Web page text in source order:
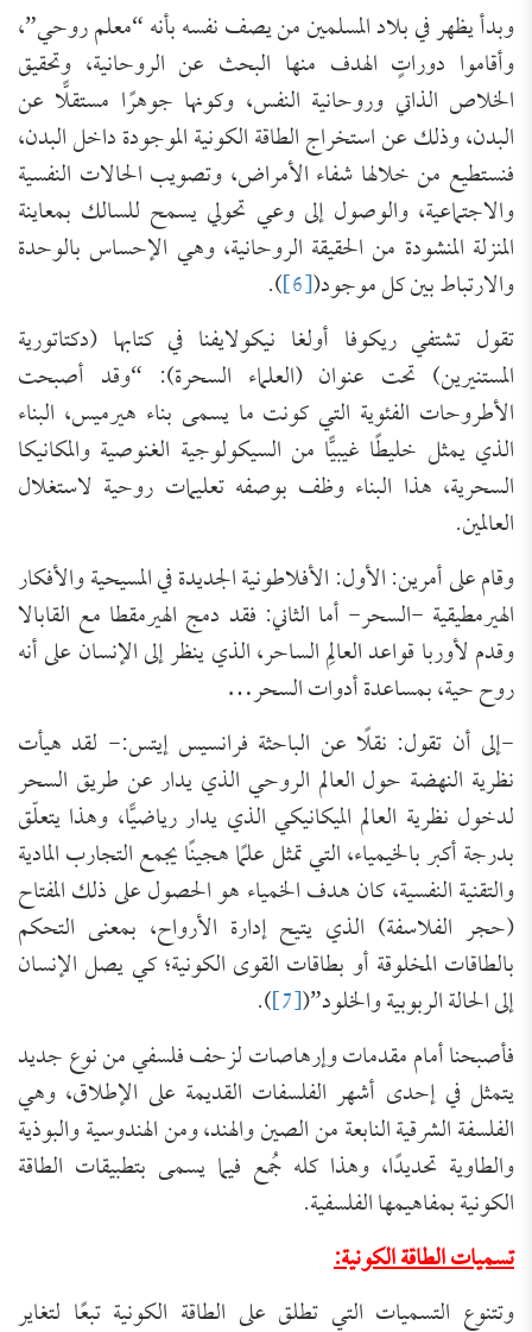
وبدأ يظهر في بلاد المسلمين من يصف نفسه بأنه “معلم روحي”،
وأقاموا دوراتٍ الهدف منها البحث عن الروحانية، وتحقيق
الخلاص الذاتي وروحانية النفس، وكونها جوهرًا مستقلًّا عن
البدن، وذلك عن استخراج الطاقة الكونية الموجودة داخل البدن،
فنستطيع من خلالها شفاء الأمراض، وتصويب الحالات النفسية
والاجتماعية، والوصول إلى وعي تحولي يسمح للسالك بمعاينة
المنزلة المنشودة من الحقيقة الروحانية، وهي الإحساس بالوحدة
والارتباط بين كل موجود([6]
).
تقول تشتفي ريكوفا أولغا نيكولايفنا في كتابها (دكتاتورية
المستنيرين) تحت عنوان (العلماء السحرة): “وقد أصبحت
الأطروحات الفئوية التي كونت ما يسمى بناء هيرميس، البناء
الذي يمثل خليطًا غيبيًّا من السيكولوجية الغنوصية والمكانيكا
السحرية، هذا البناء وظف بوصفه تعليمات روحية لاستغلال
العالمين.
وقام على أمرين: الأول: الأفلاطونية الجديدة في المسيحية والأفكار
الهيرمطيقية -السحر- أما الثاني: فقد دمج الهيرمقطا مع القابالا
وقدم لأوربا قواعد العالِم الساحر، الذي ينظر إلى الإنسان على أنه
روح حية، بمساعدة أدوات السحر…
-إلى أن تقول: نقلًا عن الباحثة فرانسيس إيتس:- لقد هيأت
نظرية النهضة حول العالم الروحي الذي يدار عن طريق السحر
لدخول نظرية العالم الميكانيكي الذي يدار رياضيًّا، وهذا يتعلّق
بدرجة أكبر بالخيمياء، التي تمثل علمًا هجينًا يجمع التجارب المادية
والتقنية النفسية، كان هدف الخمياء هو الحصول على ذلك المفتاح
(حجر الفلاسفة) الذي يتيح إدارة الأرواح، بمعنى التحكم
بالطاقات المخلوقة أو بطاقات القوى الكونية؛ كي يصل الإنسان
إلى الحالة الربوبية والخلود”([7]
).
فأصبحنا أمام مقدمات وإرهاصات لزحف فلسفي من نوع جديد
يتمثل في إحدى أشهر الفلسفات القديمة على الإطلاق، وهي
الفلسفة الشرقية النابعة من الصين والهند، ومن الهندوسية والبوذية
والطاوية تحديدًا، وهذا كله جُمع فيما يسمى بتطبيقات الطاقة
الكونية بمفاهيمها الفلسفية.
تسميات الطاقة الكونية:
وتتنوع التسميات التي تطلق على الطاقة الكونية تبعًا لتغاير